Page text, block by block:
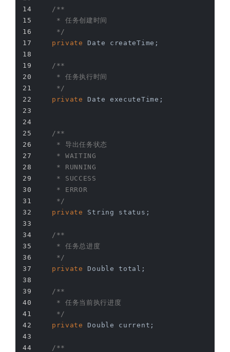
/**
     * 任务创建时间
     */
private
Date createTime;
/**
     * 任务执行时间
     */
private
Date executeTime;
/**
     * 导出任务状态
     * WAITING
     * RUNNING
     * SUCCESS
     * ERROR
     */
private
String status;
/**
     * 任务总进度
     */
private
Double total;
/**
     * 任务当前执行进度
     */
private
Double current;
/**